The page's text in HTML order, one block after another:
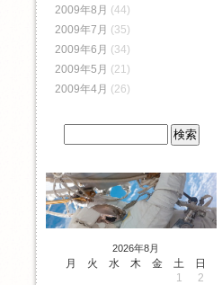
2009年8月 (44)
2009年7月 (35)
2009年6月 (34)
2009年5月 (21)
2009年4月 (26)
2026年8月
月 火 水 木 金 土
日
1
2